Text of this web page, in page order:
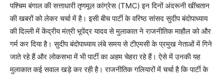
पश्चिम बंगाल की सत्ताधारी तृणमूल कांग्रेस (TMC) इन दिनों अंदरूनी खींचतान
की खबरों को लेकर चर्चा में है। इसी बीच पार्टी के वरिष्ठ सांसद सुदीप बंदोपाध्याय
की दिल्ली में केंद्रीय मंत्री भूपेंद्र यादव से मुलाकात ने राजनीतिक माहौल को और
गर्म कर दिया है। सुदीप बंदोपाध्याय लंबे समय से टीएमसी के प्रमुख नेताओं में गिने
जाते रहे हैं और लोकसभा में भी पार्टी का अहम चेहरा रहे हैं। ऐसे में उनकी यह
मुलाकात कई सवाल खड़े कर रही है। राजनीतिक गलियारों में चर्चा है कि पार्टी के